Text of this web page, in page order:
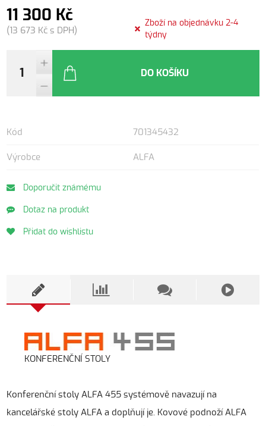
11 300 Kč
(13 673 Kč s DPH)
Zboží na objednávku 2-4
týdny
DO KOŠÍKU
Kód 701345432
Výrobce ALFA
Doporučit známému
Dotaz na produkt
Přidat do wishlistu
KONFERENČNÍ STOLY
Konferenční stoly ALFA 455 systémově navazují na
kancelářské stoly ALFA a doplňují je. Kovové podnoží ALFA